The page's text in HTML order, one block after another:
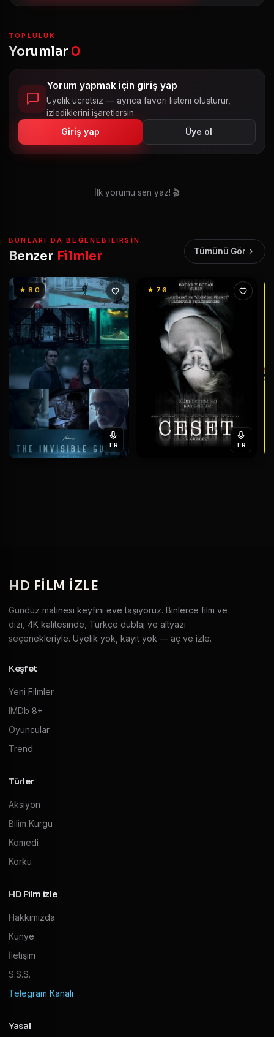
TOPLULUK
Yorumlar 0
Yorum yapmak için giriş yap
Üyelik ücretsiz — ayrıca favori listeni oluşturur,
izlediklerini işaretlersin.
Giriş yap Üye ol
İlk yorumu sen yaz! 🎬
BUNLARI DA BEĞENEBILIRSIN
Benzer Filmler Tümünü Gör
★ 8.0
TR
★ 7.6
TR
HD FILM IZLE
Gündüz matinesi keyfini eve taşıyoruz. Binlerce film ve
dizi, 4K kalitesinde, Türkçe dublaj ve altyazı
seçenekleriyle. Üyelik yok, kayıt yok — aç ve izle.
Keşfet
Yeni Filmler
IMDb 8+
Oyuncular
Trend
Türler
Aksiyon
Bilim Kurgu
Komedi
Korku
HD Film izle
Hakkımızda
Künye
İletişim
S.S.S.
Telegram Kanalı
Yasal